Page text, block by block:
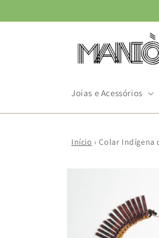
conteúdo
Joias e Acessórios
Início › Colar Indígena